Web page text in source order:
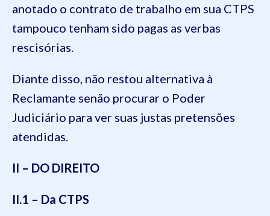
anotado o contrato de trabalho em sua CTPS
tampouco tenham sido pagas as verbas
rescisórias.
Diante disso, não restou alternativa à
Reclamante senão procurar o Poder
Judiciário para ver suas justas pretensões
atendidas.
II – DO DIREITO
II.1 – Da CTPS